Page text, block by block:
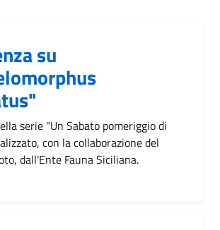
su
serie "Un Sabato pomeriggio di
con la collaborazione del
dall'Ente Fauna Siciliana.